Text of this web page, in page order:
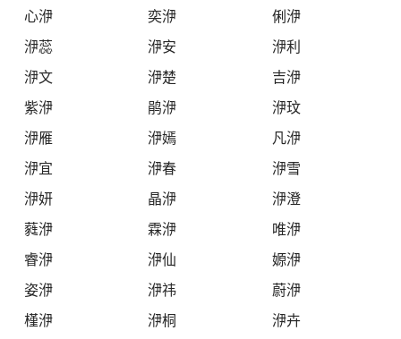
心洢
奕洢
俐洢
洢蕊
洢安
洢利
洢文
洢楚
吉洢
紫洢
鹃洢
洢玟
洢雁
洢嫣
凡洢
洢宜
洢春
洢雪
洢妍
晶洢
洢澄
蕤洢
霖洢
唯洢
睿洢
洢仙
嫄洢
姿洢
洢祎
蔚洢
槿洢
洢桐
洢卉